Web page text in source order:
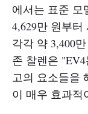
에서는 표준 모
4,629만 원부
각각 약 3,400
존 찰렌은
고의 요소들을
이 매우 효과적